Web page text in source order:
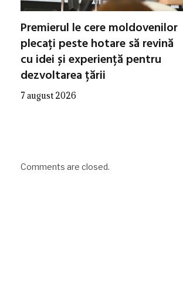
Premierul le cere moldovenilor
plecați peste hotare să revină
cu idei și experiență pentru
dezvoltarea țării
7 august 2026
Comments are closed.